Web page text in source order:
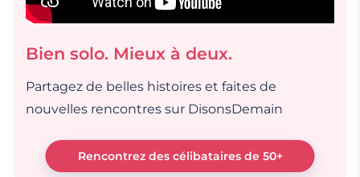
Bien solo. Mieux à deux.
Partagez de belles histoires et faites de
nouvelles rencontres sur DisonsDemain
Rencontrez des célibataires de 50+